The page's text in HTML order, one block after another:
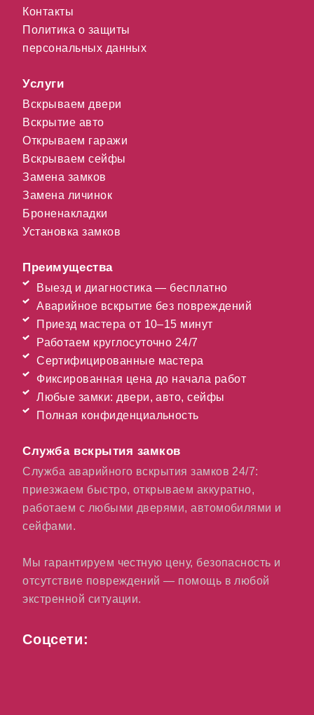
Соцсети:
Контакты
Политика о защиты
персональных данных
Услуги
Вскрываем двери
Вскрытие авто
Открываем гаражи
Вскрываем сейфы
Замена замков
Замена личинок
Броненакладки
Установка замков
Преимущества
Выезд и диагностика — бесплатно
Аварийное вскрытие без повреждений
Приезд мастера от 10–15 минут
Работаем круглосуточно 24/7
Сертифицированные мастера
Фиксированная цена до начала работ
Любые замки: двери, авто, сейфы
Полная конфиденциальность
Служба вскрытия замков
Служба аварийного вскрытия замков 24/7:
приезжаем быстро, открываем аккуратно,
работаем с любыми дверями, автомобилями и
сейфами.
Мы гарантируем честную цену, безопасность и
отсутствие повреждений — помощь в любой
экстренной ситуации.